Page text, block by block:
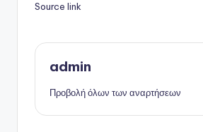
Source link
admin
Προβολή όλων των αναρτήσεων